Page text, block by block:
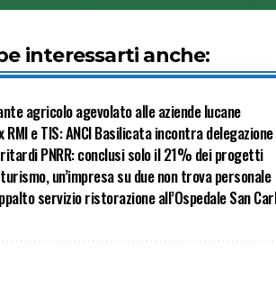
interessarti anche:
agricolo agevolato alle aziende lucane
RMI e TIS: ANCI Basilicata incontra delegazione
PNRR: conclusi solo il 21% dei progetti
un’impresa su due non trova personale
servizio ristorazione all’Ospedale San